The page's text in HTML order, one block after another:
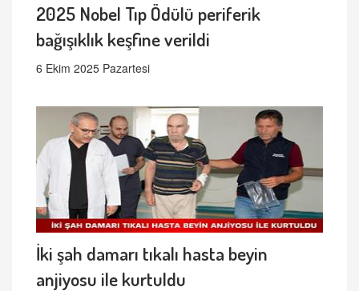
2025 Nobel Tıp Ödülü periferik
bağışıklık keşfine verildi
6 Ekim 2025 Pazartesi
İki şah damarı tıkalı hasta beyin
anjiyosu ile kurtuldu